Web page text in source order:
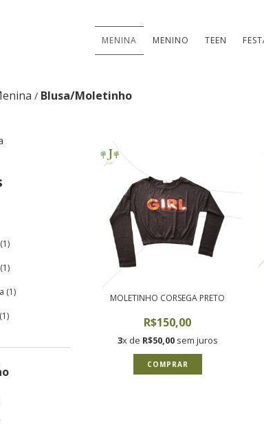
MENINA MENINO TEEN
/ Blusa/Moletinho
(1)
MOLETINHO CORSEGA PRETO
R$150,00
3x de R$50,00sem juros
COMPRAR